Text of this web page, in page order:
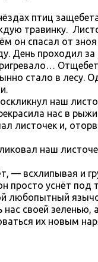
птиц
травинку.
он спасал от
День проходил
стало в лесу.
наш
нас в
листочек и,
наш
— всхлипывая и
просто уснёт под
любопытный
своей
их новым